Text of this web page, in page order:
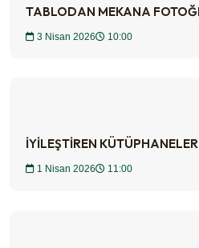
TABLODAN MEKANA
3 Nisan 2026 10:00
İYİLEŞTİREN
1 Nisan 2026 11:00